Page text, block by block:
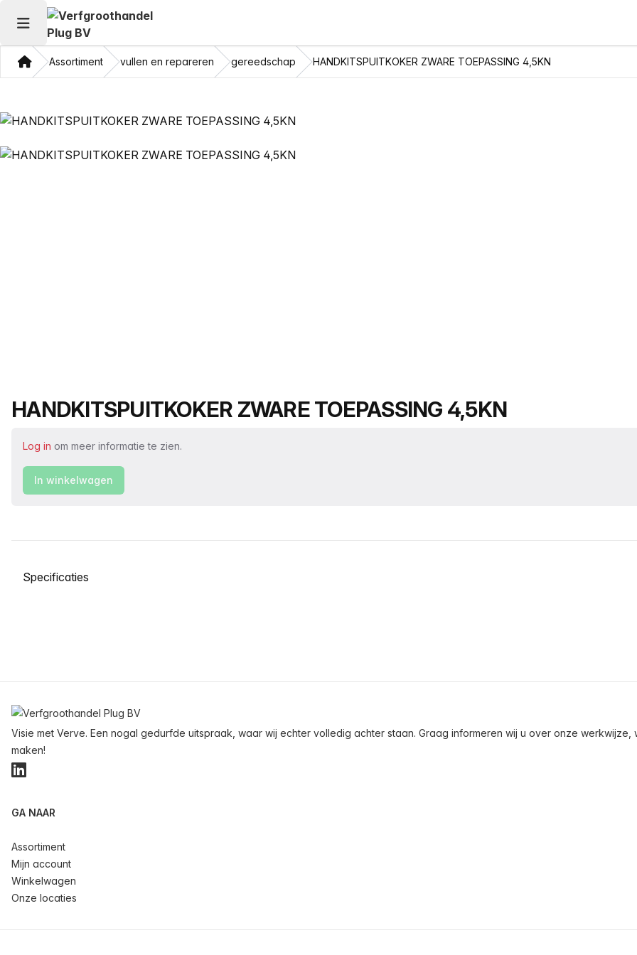
Hoofdmenu openen
ThuisAssortiment vullen en repareren gereedschap HANDKITSPUITKOKER ZWARE TOEPASSING 4,5KN
Productnaam
HANDKITSPUITKOKER ZWARE TOEPASSING 4,5KN
Log in om meer informatie te zien.
In winkelwagen
Selecteer een tabblad
Visie met Verve. Een nogal gedurfde uitspraak, waar wij echter volledig achter staan. Graag informeren wij u over onze
maken!
LinkedIn
GA NAAR
Assortiment
Mijn account
Winkelwagen
Onze locaties